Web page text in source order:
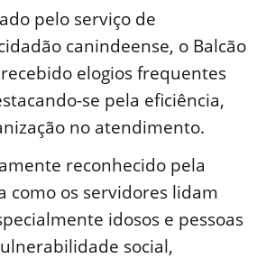
pelo serviço de
canindeense, o Balcão
elogios frequentes
se pela eficiência,
no atendimento.
reconhecido pela
como os servidores lidam
idosos e pessoas
social,